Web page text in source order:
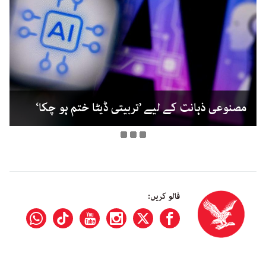
مصنوعی ذہانت کے لیے ’تربیتی ڈیٹا ختم ہو چکا‘
فالو کریں: